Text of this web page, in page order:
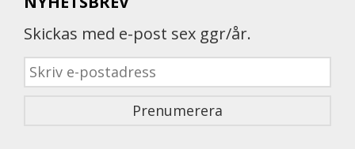
Skickas med e-post sex ggr/år.